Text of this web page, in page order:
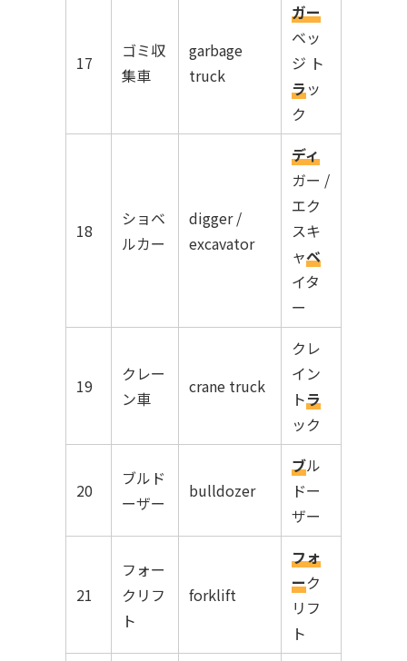
17
ゴミ収
集車
garbage
truck
ガー
ベッ
ジ ト
ラッ
ク
18
ショベ
ルカー
digger /
excavator
ディ
ガー /
エク
スキ
ャベ
イタ
ー
19
クレー
ン車
crane truck
クレ
イン
トラ
ック
20
ブルド
ーザー
bulldozer
ブル
ドー
ザー
21
フォー
クリフ
ト
forklift
フォ
ーク
リフ
ト